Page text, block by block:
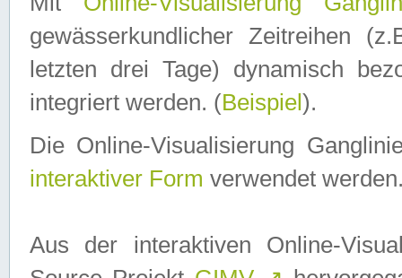
gewässerkundlicher Zeitreihen
letzten drei Tage) dynamisch
integriert werden. (Beispiel ).
Die Online-Visualisierung
interaktiver Form verwendet
Aus der interaktiven Online-